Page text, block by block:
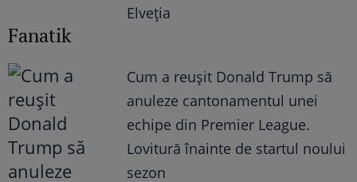
Elveția
Fanatik
Cum a reușit Donald Trump să
anuleze cantonamentul unei
echipe din Premier League.
Lovitură înainte de startul noului
sezon